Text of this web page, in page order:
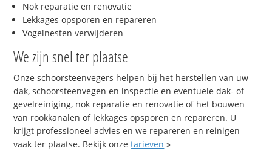
Nok reparatie en renovatie
Lekkages opsporen en repareren
Vogelnesten verwijderen
We zijn snel ter plaatse
Onze schoorsteenvegers helpen bij het herstellen van uw
dak, schoorsteenvegen en inspectie en eventuele dak- of
gevelreiniging, nok reparatie en renovatie of het bouwen
van rookkanalen of lekkages opsporen en repareren. U
krijgt professioneel advies en we repareren en reinigen
vaak ter plaatse. Bekijk onzetarieven »